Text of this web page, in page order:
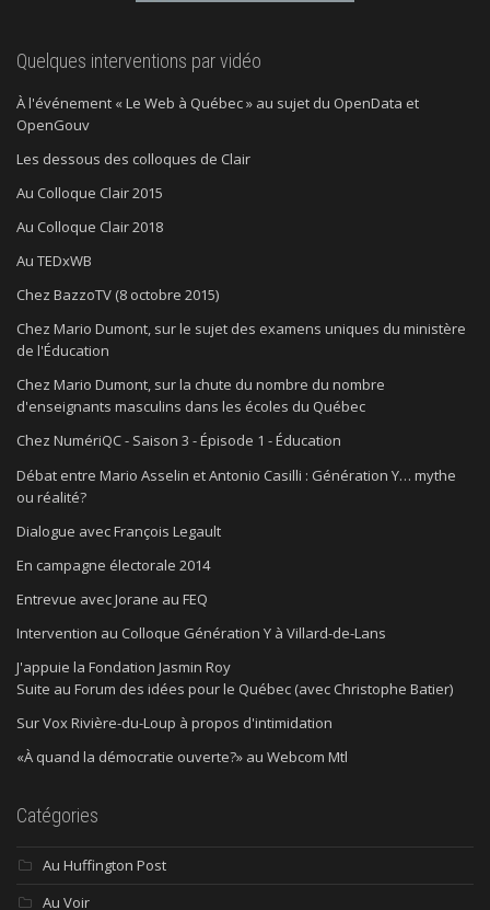
Quelques interventions par vidéo
À l'événement « Le Web à Québec » au sujet du OpenData et
OpenGouv
Les dessous des colloques de Clair
Au Colloque Clair 2015
Au Colloque Clair 2018
Au TEDxWB
Chez BazzoTV (8 octobre 2015)
Chez Mario Dumont, sur le sujet des examens uniques du ministère
de l'Éducation
Chez Mario Dumont, sur la chute du nombre du nombre
d'enseignants masculins dans les écoles du Québec
Chez NumériQC - Saison 3 - Épisode 1 - Éducation
Débat entre Mario Asselin et Antonio Casilli : Génération Y… mythe
ou réalité?
Dialogue avec François Legault
En campagne électorale 2014
Entrevue avec Jorane au FEQ
Intervention au Colloque Génération Y à Villard-de-Lans
J'appuie la Fondation Jasmin Roy
Suite au Forum des idées pour le Québec (avec Christophe Batier)
Sur Vox Rivière-du-Loup à propos d'intimidation
«À quand la démocratie ouverte?» au Webcom Mtl
Catégories
Au Huffington Post
Au Voir